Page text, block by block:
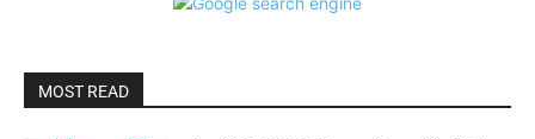
MOST READ